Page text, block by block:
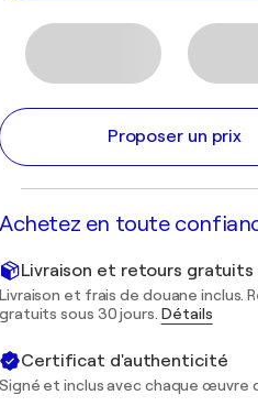
Proposer un prix
Achetez en toute
Livraison et retours gratuits
Livraison et frais de douane inclus.
gratuits sous 30 jours. Détails
Certificat d'authenticité
Signé et inclus avec chaque œuvre